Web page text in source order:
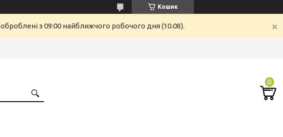
Кошик
з 09:00 найближчого робочого дня (10.08).